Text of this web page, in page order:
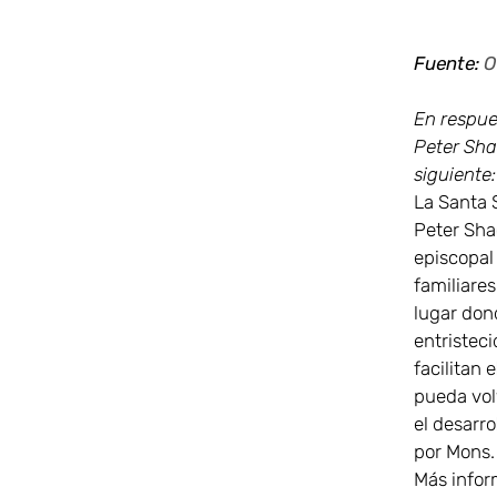
Fuente:
En
Peter
siguiente:
La Santa
Peter
lugar
facilitan
pueda
el
por
Más